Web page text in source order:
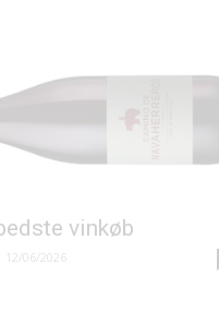
vinkøb
12/06/2026